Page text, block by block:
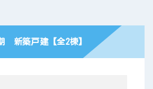
新築戸建【全2棟】